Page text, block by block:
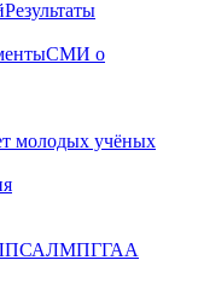
Результаты
СМИ о
молодых учёных
ЛМПГГАА